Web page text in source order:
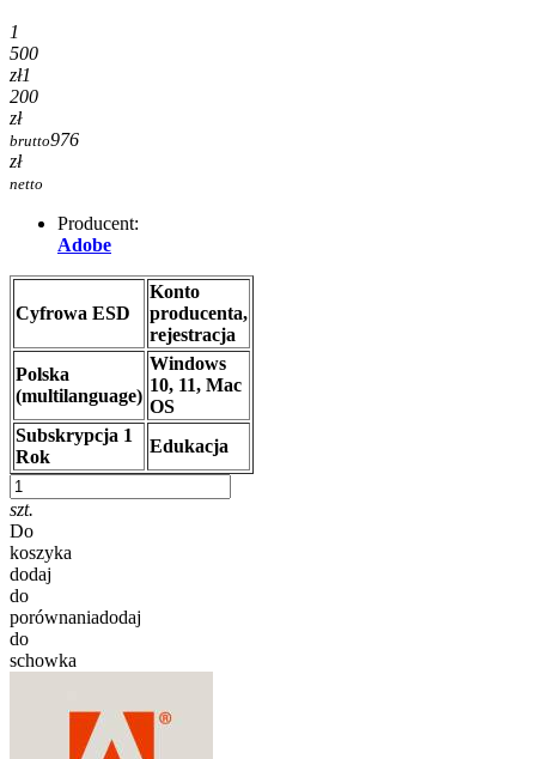
1
500
zł1
200
zł
brutto976
zł
netto
Producent:
Adobe
Cyfrowa ESD
Konto
producenta,
rejestracja
Polska
(multilanguage)
Windows
10, 11, Mac
OS
Subskrypcja 1
Rok
Edukacja
szt.
Do
koszyka
dodaj
do
porównaniadodaj
do
schowka